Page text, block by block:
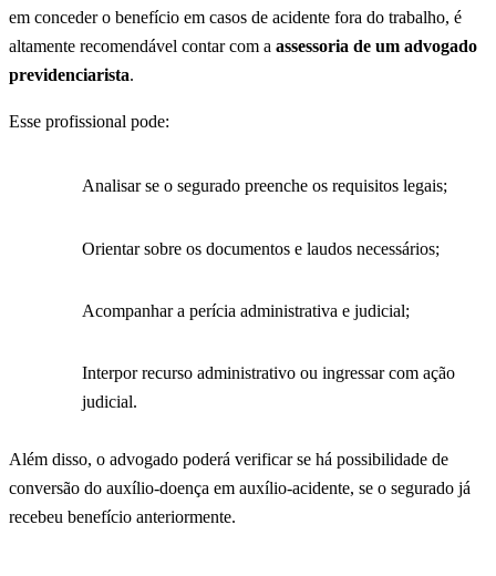
em conceder o benefício em casos de acidente fora do trabalho, é
altamente recomendável contar com a assessoria de um advogado
previdenciarista.
Esse profissional pode:
Analisar se o segurado preenche os requisitos legais;
Orientar sobre os documentos e laudos necessários;
Acompanhar a perícia administrativa e judicial;
Interpor recurso administrativo ou ingressar com ação
judicial.
Além disso, o advogado poderá verificar se há possibilidade de
conversão do auxílio-doença em auxílio-acidente, se o segurado já
recebeu benefício anteriormente.